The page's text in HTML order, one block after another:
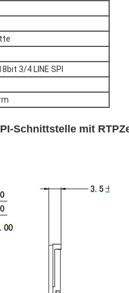
3/4 LINE SPI
Schnittstelle mit RTP